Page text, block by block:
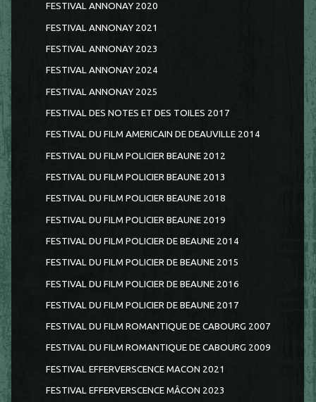
FESTIVAL ANNONAY 2020
FESTIVAL ANNONAY 2021
FESTIVAL ANNONAY 2023
FESTIVAL ANNONAY 2024
FESTIVAL ANNONAY 2025
FESTIVAL DES NOTES ET DES TOILES 2017
FESTIVAL DU FILM AMERICAIN DE DEAUVILLE 2014
FESTIVAL DU FILM POLICIER BEAUNE 2012
FESTIVAL DU FILM POLICIER BEAUNE 2013
FESTIVAL DU FILM POLICIER BEAUNE 2018
FESTIVAL DU FILM POLICIER BEAUNE 2019
FESTIVAL DU FILM POLICIER DE BEAUNE 2014
FESTIVAL DU FILM POLICIER DE BEAUNE 2015
FESTIVAL DU FILM POLICIER DE BEAUNE 2016
FESTIVAL DU FILM POLICIER DE BEAUNE 2017
FESTIVAL DU FILM ROMANTIQUE DE CABOURG 2007
FESTIVAL DU FILM ROMANTIQUE DE CABOURG 2009
FESTIVAL EFFERVERSCENCE MACON 2021
FESTIVAL EFFERVERSCENCE MÂCON 2023